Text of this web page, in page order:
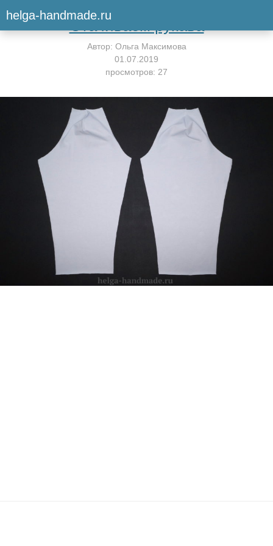
helga-handmade.ruВернуться к мастер-классу
Стачиваем рукава
Автор: Ольга Максимова
01.07.2019
просмотров: 27